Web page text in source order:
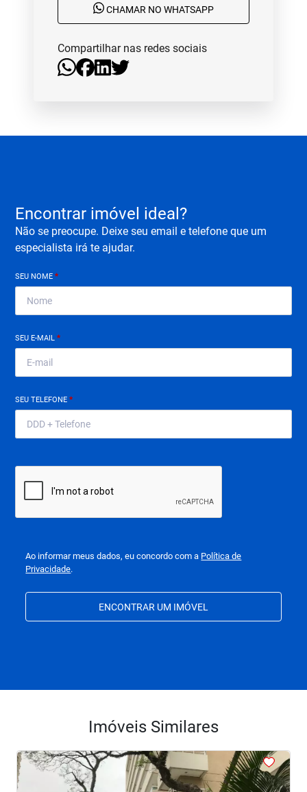
CHAMAR NO WHATSAPP
Compartilhar nas redes sociais
Encontrar imóvel ideal?
Não se preocupe. Deixe seu email e telefone que um
especialista irá te ajudar.
SEU NOME*
SEU E-MAIL*
SEU TELEFONE*
Ao informar meus dados, eu concordo com a Política de
Privacidade.
ENCONTRAR UM IMÓVEL
Imóveis Similares
< <